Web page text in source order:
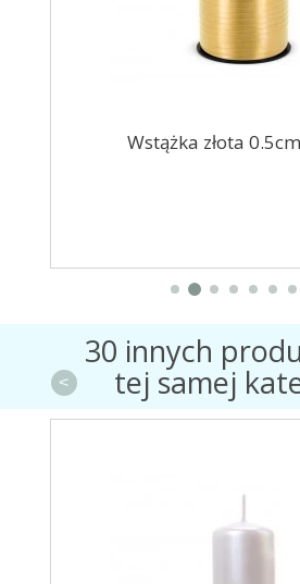
Wstążka złota
30 innych
tej samej
<